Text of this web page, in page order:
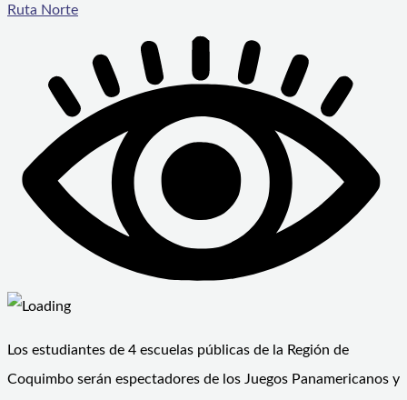
Ruta Norte
Los estudiantes de 4 escuelas públicas de la Región de
Coquimbo serán espectadores de los Juegos Panamericanos y